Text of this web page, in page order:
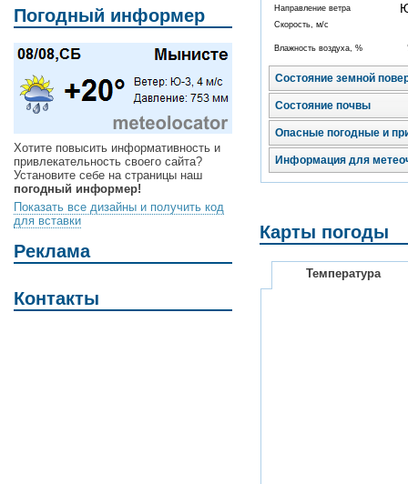
Погодный информер
Хотите повысить информативность и
привлекательность своего сайта?
Установите себе на страницы наш
погодный информер!
Показать все дизайны и получить код
для вставки
Реклама
Контакты
Направление ветра
Скорость, м/с
Влажность воздуха, %
Состояние земной
Состояние почвы
Опасные погодные и
Информация для
Карты погоды
Температура